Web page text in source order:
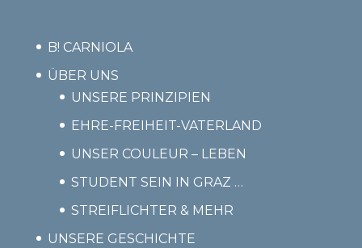
B! CARNIOLA
ÜBER UNS
UNSERE PRINZIPIEN
EHRE-FREIHEIT-VATERLAND
UNSER COULEUR – LEBEN
STUDENT SEIN IN GRAZ …
STREIFLICHTER & MEHR
UNSERE GESCHICHTE